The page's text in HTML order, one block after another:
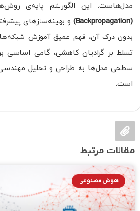
مدل‌هاست. این الگوریتم پایه‌ی
(Backpropagation)
و بهینه‌سازهای
بدون درک آن، فهم عمیق آموزش
تسلط بر گرادیان کاهشی، گامی اساسی
سطحی مدل‌ها به طراحی و تحلیل
است.
مقالات مرتبط
هوش مصنوعی